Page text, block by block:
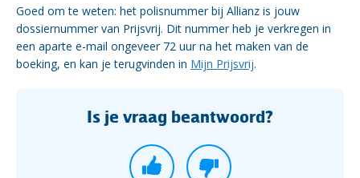
Goed om te weten: het polisnummer bij Allianz is jouw
dossiernummer van Prijsvrij. Dit nummer heb je verkregen in
een aparte e-mail ongeveer 72 uur na het maken van de
boeking, en kan je terugvinden in Mijn Prijsvrij.
Is je vraag beantwoord?